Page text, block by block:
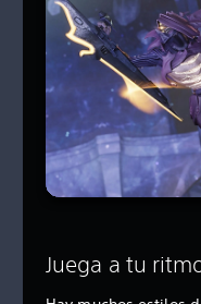
Juega a tu